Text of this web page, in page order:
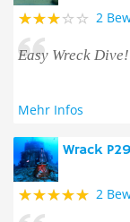
2
Easy Wreck Dive!
Mehr Infos
Wrack
2